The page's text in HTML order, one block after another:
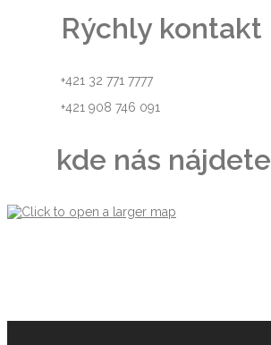
Rýchly kontakt
+421 32 771 7777
+421 908 746 091
kde nás nájdete